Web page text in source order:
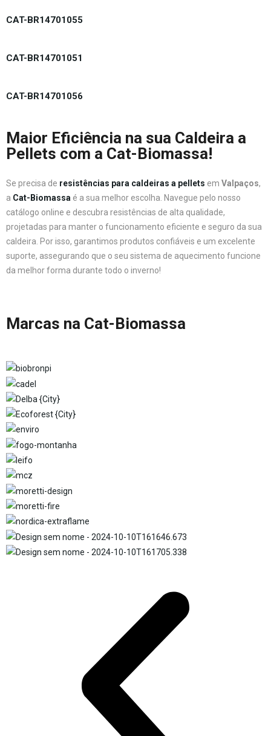
CAT-BR14701055
CAT-BR14701051
CAT-BR14701056
Maior Eficiência na sua Caldeira a
Pellets com a Cat-Biomassa!
Se precisa de resistências para caldeiras a pellets em Valpaços,
a Cat-Biomassa é a sua melhor escolha. Navegue pelo nosso
catálogo online e descubra resistências de alta qualidade,
projetadas para manter o funcionamento eficiente e seguro da sua
caldeira. Por isso, garantimos produtos confiáveis e um excelente
suporte, assegurando que o seu sistema de aquecimento funcione
da melhor forma durante todo o inverno!
Marcas na Cat-Biomassa